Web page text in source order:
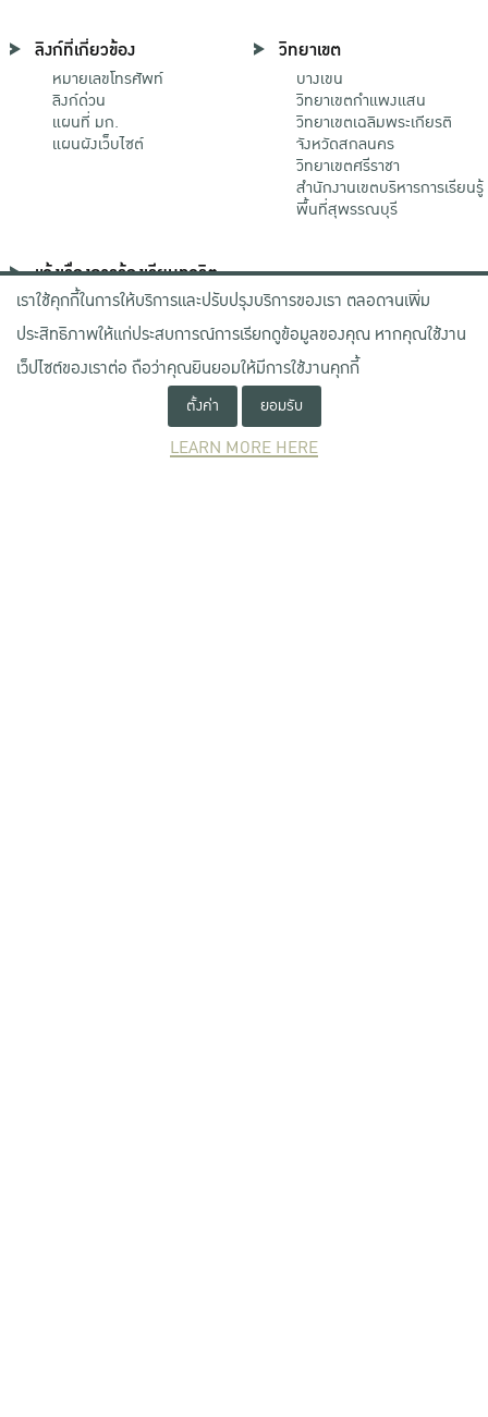
ลิงก์ที่เกี่ยวข้อง
หมายเลขโทรศัพท์
ลิงก์ด่วน
แผนที่ มก.
แผนผังเว็บไซต์
วิทยาเขต
บางเขน
วิทยาเขตกําแพงแสน
วิทยาเขตเฉลิมพระเกียรติ
จังหวัดสกลนคร
วิทยาเขตศรีราชา
สำนักงานเขตบริหารการเรียนรู้
พื้นที่สุพรรณบุรี
แจ้งเรื่องการร้องเรียนทุจริต
ช่องทางมหาวิทยาลัย
เกษตรศาสตร์
ช่องทางสำนักงาน ป.ป.ช.
ช่องทางสำนักงาน ป.ป.ท.
NEWCOMER
เราใช้คุกกี้ในการให้บริการและปรับปรุงบริการของเรา ตลอดจนเพิ่ม
ประสิทธิภาพให้แก่ประสบการณ์การเรียกดูข้อมูลของคุณ หากคุณใช้งาน
เว็ปไซต์ของเราต่อ ถือว่าคุณยินยอมให้มีการใช้งานคุกกี้
ตั้งค่า ยอมรับ
LEARN MORE HERE